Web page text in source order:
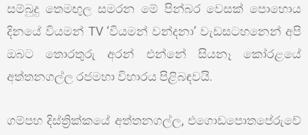
සම්බුදු තෙමඟුල සමරන මේ පින්බර වෙසක් පොහොය
දිනයේ වියමන් TV ‘වියමන් වන්දනා’ වැඩසටහනෙන් අපි
ඔබට තොරතුරු අරන් එන්නේ සියනෑ කෝරළයේ
අත්තනගල්ල රජමහා විහාරය පිළිබඳවයි.
ගම්පහ දිස්ත්‍රික්කයේ අත්තනගල්ල, එගොඩපොතපේරුවේ